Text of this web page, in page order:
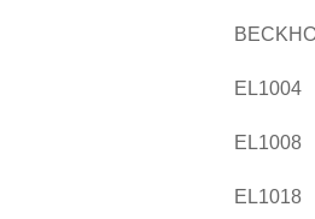
EL1004
EL1008
EL1018